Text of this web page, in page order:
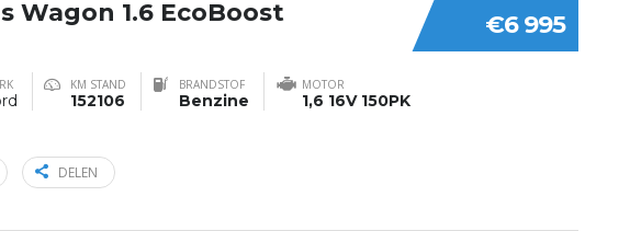
€6 995
Wagon 1.6 EcoBoost
KM STAND
152106
BRANDSTOF
Benzine
MOTOR
1,6 16V 150PK
DELEN